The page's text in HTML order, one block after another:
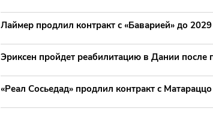
Лаймер продлил контракт с «Баварией» до
Эриксен пройдет реабилитацию в Дании после
«Реал Сосьедад» продлил контракт с